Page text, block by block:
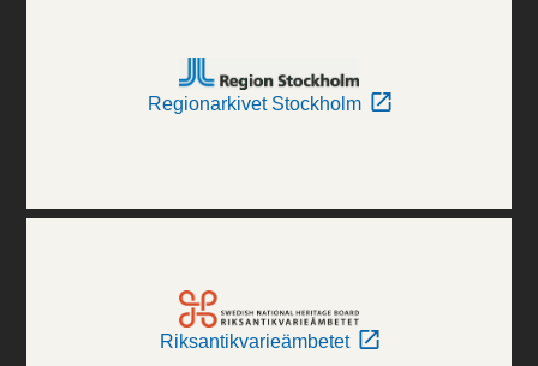
Regionarkivet Stockholm
Riksantikvarieämbetet